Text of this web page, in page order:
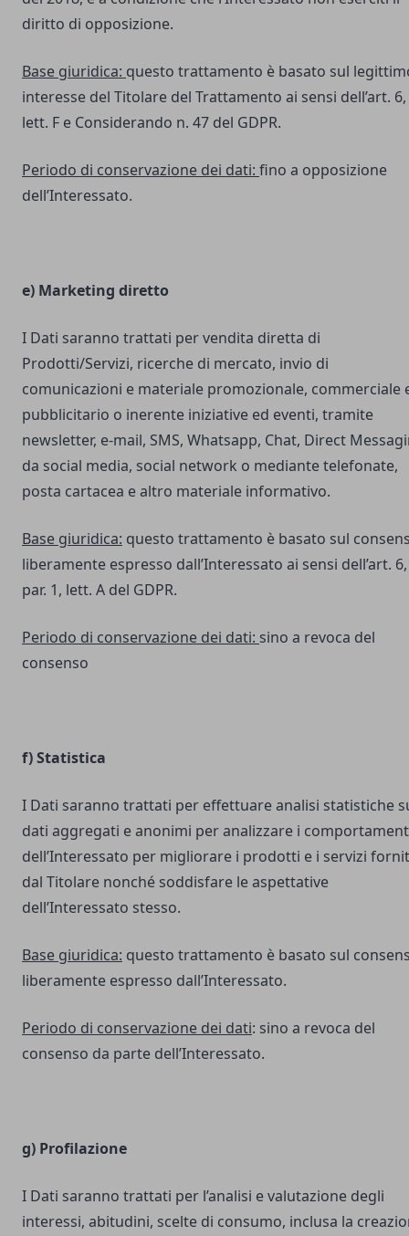
diritto di opposizione.
Base giuridica: questo trattamento è basato sul
interesse del Titolare del Trattamento ai sensi dell’art. 6,
lett. F e Considerando n. 47 del GDPR.
Periodo di conservazione dei dati: fino a opposizione
dell’Interessato.
e) Marketing diretto
I Dati saranno trattati per vendita diretta di
Prodotti/Servizi, ricerche di mercato, invio di
comunicazioni e materiale promozionale, commerciale
pubblicitario o inerente iniziative ed eventi, tramite
newsletter, e-mail, SMS, Whatsapp, Chat, Direct
da social media, social network o mediante telefonate,
posta cartacea e altro materiale informativo.
Base giuridica: questo trattamento è basato sul
liberamente espresso dall’Interessato ai sensi dell’art. 6,
par. 1, lett. A del GDPR.
Periodo di conservazione dei dati: sino a revoca del
consenso
f) Statistica
I Dati saranno trattati per effettuare analisi statistiche
dati aggregati e anonimi per analizzare i
dell’Interessato per migliorare i prodotti e i servizi
dal Titolare nonché soddisfare le aspettative
dell’Interessato stesso.
Base giuridica: questo trattamento è basato sul
liberamente espresso dall’Interessato.
Periodo di conservazione dei dati: sino a revoca del
consenso da parte dell’Interessato.
g) Profilazione
I Dati saranno trattati per l’analisi e valutazione degli
interessi, abitudini, scelte di consumo, inclusa la